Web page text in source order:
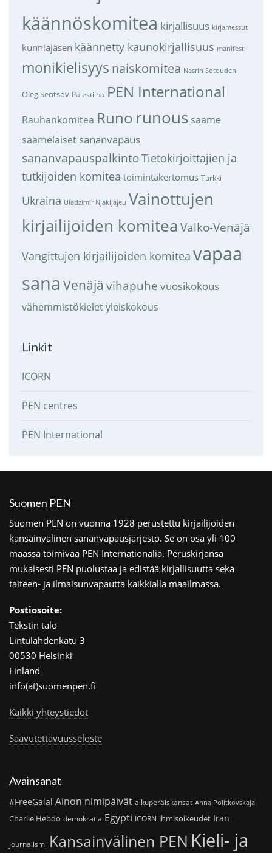
käännöskomitea kirjallisuus kirjamessut
kunniajäsen käännetty kaunokirjallisuus manifesti
monikielisyys naiskomitea Nasrin Sotoudeh
Oleg Sentsov Palestiina PEN International
Rauhankomitea Runo runous saame
saamelaiset sananvapaus
sananvapauspalkintoTietokirjoittajien ja
tutkijoiden komitea toimintakertomus Turkki
Ukraina Uladzimir Njakljajeu Vainottujen
kirjailijoiden komitea Valko-Venäjä
Vangittujen kirjailijoiden komitea vapaa
sana Venäjä vihapuhe vuosikokous
vähemmistökieletyleiskokous
Linkit
ICORN
PEN centres
PEN International
Suomen PEN
Suomen PEN on vuonna 1928 perustettu kirjailijoiden
kansainvälinen sananvapausjärjestö. Se on osa yli 100
maassa toimivaa PEN Internationalia. Peruskirjansa
mukaisesti PEN puolustaa ja edistää kirjallisuutta sekä
taiteen- ja ilmaisunvapautta kaikkialla maailmassa.
Postiosoite:
Tekstin talo
Lintulahdenkatu 3
00530 Helsinki
Finland
info(at)suomenpen.fi
Kaikki yhteystiedot
Saavutettavuusseloste
Avainsanat
#FreeGalal Ainon nimipäivät alkuperäiskansat Anna Politkovskaja
Charlie Hebdo demokratia Egypti ICORN ihmisoikeudet Iran
journalismi Kansainvälinen PEN Kieli- ja